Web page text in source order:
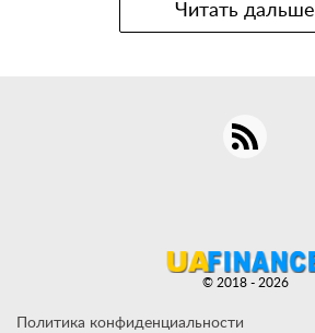
Читать дальше
Политика конфиденциальности
© 2018 - 2026